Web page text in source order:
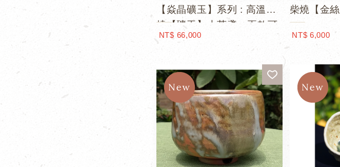
【焱晶礦玉】系列 : 高溫柴
燒【礦玉】大茶盞，兩款可
選
NT$ 66,000
柴燒【金
NT$ 6,000